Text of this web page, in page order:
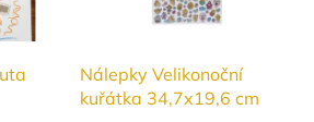
Nálepky Velikonoční
kuřátka 34,7x19,6 cm